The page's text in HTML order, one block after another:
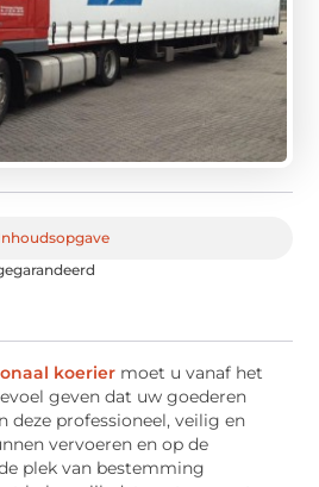
koerier moet u vanaf het
geven dat uw goederen
deze professioneel, veilig en
vervoeren en op de
plek van bestemming